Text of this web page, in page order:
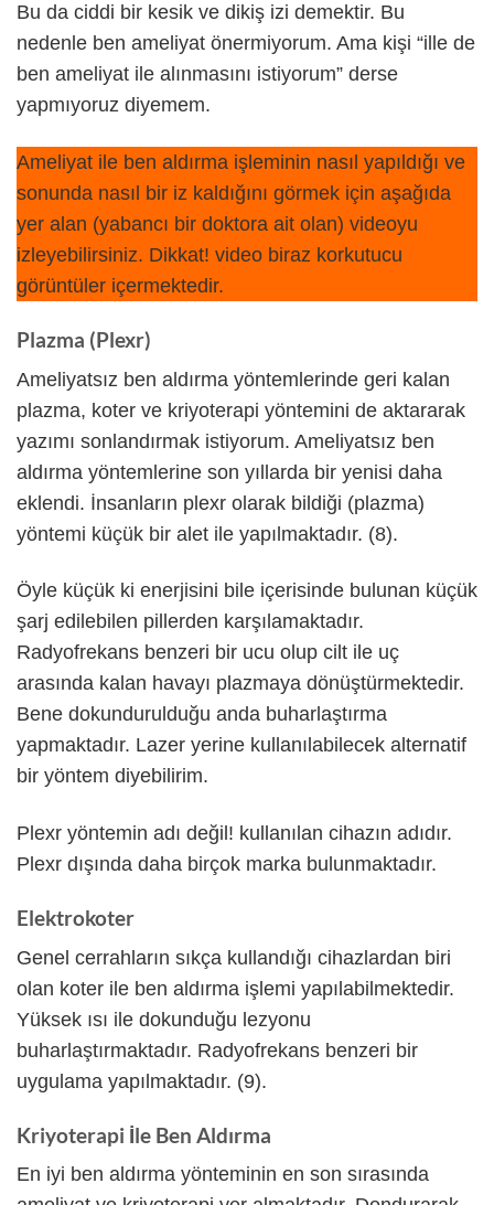
Bu da ciddi bir kesik ve dikiş izi demektir. Bu
nedenle ben ameliyat önermiyorum. Ama kişi “ille de
ben ameliyat ile alınmasını istiyorum” derse
yapmıyoruz diyemem.
Ameliyat ile ben aldırma işleminin nasıl yapıldığı ve
sonunda nasıl bir iz kaldığını görmek için aşağıda
yer alan (yabancı bir doktora ait olan) videoyu
izleyebilirsiniz. Dikkat! video biraz korkutucu
görüntüler içermektedir.
Plazma (Plexr)
Ameliyatsız ben aldırma yöntemlerinde geri kalan
plazma, koter ve kriyoterapi yöntemini de aktararak
yazımı sonlandırmak istiyorum. Ameliyatsız ben
aldırma yöntemlerine son yıllarda bir yenisi daha
eklendi. İnsanların plexr olarak bildiği (plazma)
yöntemi küçük bir alet ile yapılmaktadır. (8).
Öyle küçük ki enerjisini bile içerisinde bulunan küçük
şarj edilebilen pillerden karşılamaktadır.
Radyofrekans benzeri bir ucu olup cilt ile uç
arasında kalan havayı plazmaya dönüştürmektedir.
Bene dokundurulduğu anda buharlaştırma
yapmaktadır. Lazer yerine kullanılabilecek alternatif
bir yöntem diyebilirim.
Plexr yöntemin adı değil! kullanılan cihazın adıdır.
Plexr dışında daha birçok marka bulunmaktadır.
Elektrokoter
Genel cerrahların sıkça kullandığı cihazlardan biri
olan koter ile ben aldırma işlemi yapılabilmektedir.
Yüksek ısı ile dokunduğu lezyonu
buharlaştırmaktadır. Radyofrekans benzeri bir
uygulama yapılmaktadır. (9).
Kriyoterapi İle Ben Aldırma
En iyi ben aldırma yönteminin en son sırasında